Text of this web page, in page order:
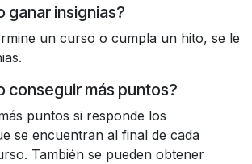
ganar insignias?
un curso o cumpla un hito, se le
conseguir más puntos?
puntos si responde los
se encuentran al final de cada
También se pueden obtener